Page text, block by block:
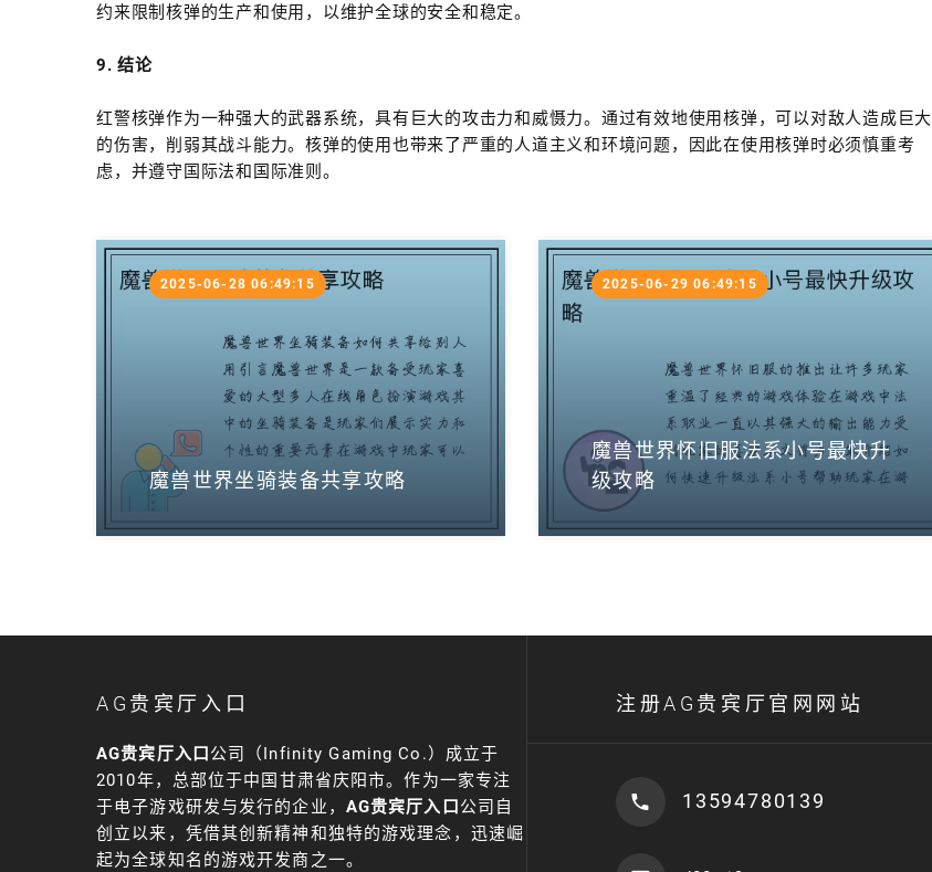
约来限制核弹的生产和使用，以维护全球的安全和稳定。
9. 结论
红警核弹作为一种强大的武器系统，具有巨大的攻击力和威慑力。通过有效地使用核弹，可以对敌人造成巨大
的伤害，削弱其战斗能力。核弹的使用也带来了严重的人道主义和环境问题，因此在使用核弹时必须慎重考
虑，并遵守国际法和国际准则。
魔兽世界坐骑装备共享攻略
2025-06-28 06:49:15
魔兽世界怀旧服法系小号最快升
级攻略
2025-06-29 06:49:15
AG贵宾厅入口
AG贵宾厅入口公司（Infinity Gaming Co.）成立于
2010年，总部位于中国甘肃省庆阳市。作为一家专注
于电子游戏研发与发行的企业， AG贵宾厅入口公司自
创立以来，凭借其创新精神和独特的游戏理念，迅速崛
起为全球知名的游戏开发商之一。
注册AG贵宾厅官网网站
13594780139